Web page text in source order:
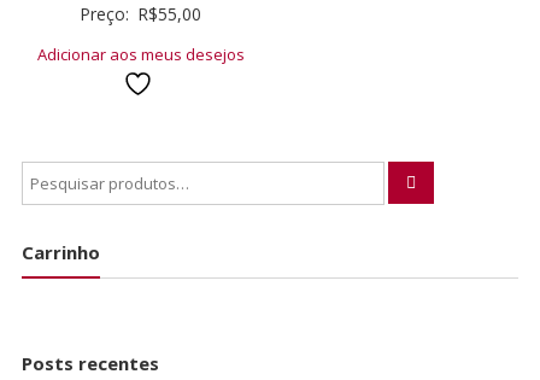
Preço: R$55,00
Adicionar aos meus desejos
Carrinho
Posts recentes